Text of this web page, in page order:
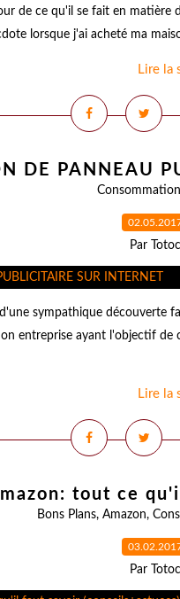
de ce qu'il se fait en matière
lorsque j'ai acheté ma
Lire la
DE PANNEAU
Consommation
Par
sympathique découverte
entreprise ayant l'objectif
Lire la
tout ce
Bons Plans, Amazon,
Par